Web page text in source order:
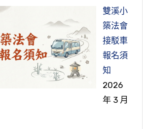
表法的方面不一樣，他這個老和尚
，他也不會做什麼早晚課，那些
是就是工作種地，人家不願意做的
來做，愈做身體愈好。所以我們淨
歎。
眼觀世音菩薩廣大圓滿無礙大悲
第二次宣講）（第三十九集）
誘我們起煩惱的東西太多太多
皆是。出去一看，都是在引誘我
，引我們起貪瞋痴慢的，我們在這
行想要成就太難太難了。
要怎麼鍛鍊出外不受誘惑，外就
，我們不會受到它誘惑，迷惑、引
起貪瞋痴慢的煩惱，如果你在這
們看到《了凡四訓》這麼說，我
覺出來。你現在感到自己很舒服或
惱很多、身心壓力很大，這就是業
們根據《了凡四訓》的理論來觀
別人，問別人，別人也不一定知
清楚，我現在是業障消除還是業障
準來看你就明瞭了。
期打佛七，有時候地鐘打得很好，
，這個感受就是經典上講的佛光
支香，諦融法師地鐘打得很好，
，我上來就坐在後面拼命念，那
不一樣了，感受到佛光注照。什
、安穩光、解脫光、不思議光，佛
心能感受到柔軟安穩清淨快樂，
辦？雜念起來不要管它，不管善念
奇奇怪怪的雜念起來都不要理
注意力轉移到阿彌陀佛這一念上，
也不要去想，我剛才念佛怎麼會起
得很罪惡感，也不用如此，不要
妄念過去就好，不要再去想。
念，不管什麼念頭起來，都不要
？如果你做到淨念相繼，自然就
麼達到淨念相繼？你都攝六根就
繼，這樣你就會念佛了。念佛當中
或是平常隨喜念佛，短時間的都
包括十法界，都是暫時居住的，
雙溪小
築法會
接駁車
報名須
知
2026
年 3 月